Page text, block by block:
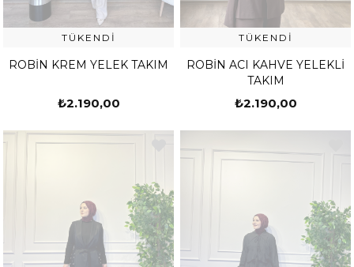
TÜKENDI
ROBİN KREM YELEK TAKIM
₺2.190,00
TÜKENDI
ROBİN ACI KAHVE YELEKLİ
TAKIM
₺2.190,00